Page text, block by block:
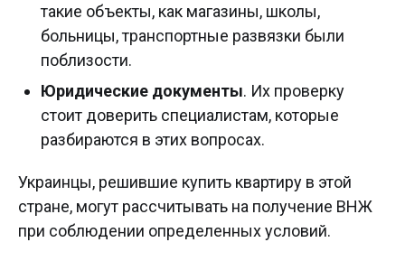
такие объекты, как магазины, школы,
больницы, транспортные развязки были
поблизости.
Юридические документы. Их проверку
стоит доверить специалистам, которые
разбираются в этих вопросах.
Украинцы, решившие купить квартиру в этой
стране, могут рассчитывать на получение ВНЖ
при соблюдении определенных условий.